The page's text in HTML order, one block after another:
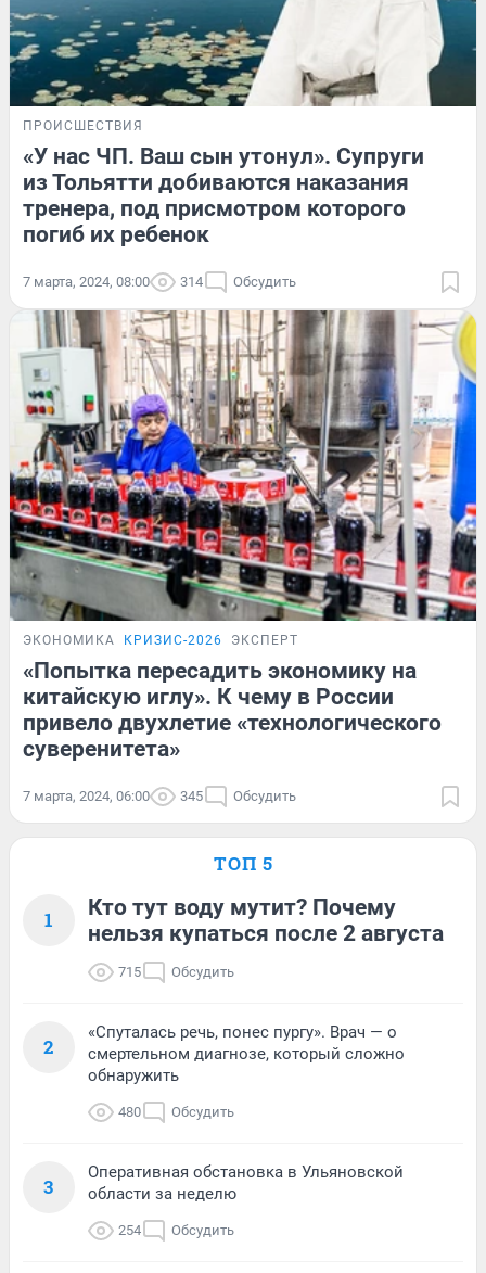
ПРОИСШЕСТВИЯ
«У нас ЧП. Ваш сын утонул». Супруги
из Тольятти добиваются наказания
тренера, под присмотром которого
погиб их ребенок
7 марта, 2024, 08:00 314 Обсудить
ЭКОНОМИКА КРИЗИС-2026 ЭКСПЕРТ
«Попытка пересадить экономику на
китайскую иглу». К чему в России
привело двухлетие «технологического
суверенитета»
7 марта, 2024, 06:00 345 Обсудить
ТОП 5
1
Кто тут воду мутит? Почему
нельзя купаться после 2 августа
715 Обсудить
2
«Спуталась речь, понес пургу». Врач — о
смертельном диагнозе, который сложно
обнаружить
480 Обсудить
3
Оперативная обстановка в Ульяновской
области за неделю
254 Обсудить